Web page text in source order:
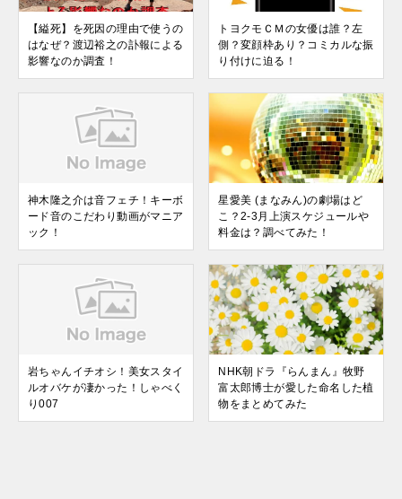
【縊死】を死因の理由で使うの
はなぜ？渡辺裕之の訃報による
影響なのか調査！
トヨクモＣＭの女優は誰？左
側？変顔枠あり？コミカルな振
り付けに迫る！
神木隆之介は音フェチ！キーボ
ード音のこだわり動画がマニア
ック！
星愛美 (まなみん)の劇場はど
こ？2-3月上演スケジュールや
料金は？調べてみた！
岩ちゃんイチオシ！美女スタイ
ルオバケが凄かった！しゃべく
り007
NHK朝ドラ『らんまん』牧野
富太郎博士が愛した命名した植
物をまとめてみた